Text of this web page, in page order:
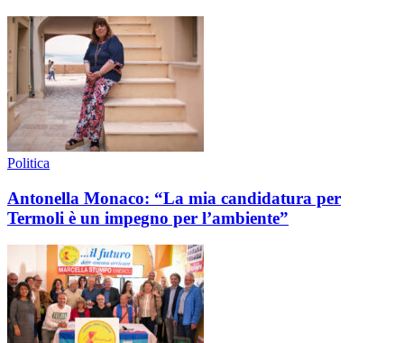
Politica
Antonella Monaco: “La mia candidatura per
Termoli è un impegno per l’ambiente”